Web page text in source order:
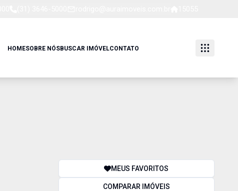
HOMESOBRE NÓSBUSCAR IMÓVELCONTATO
MEUS FAVORITOS
COMPARAR IMÓVEIS